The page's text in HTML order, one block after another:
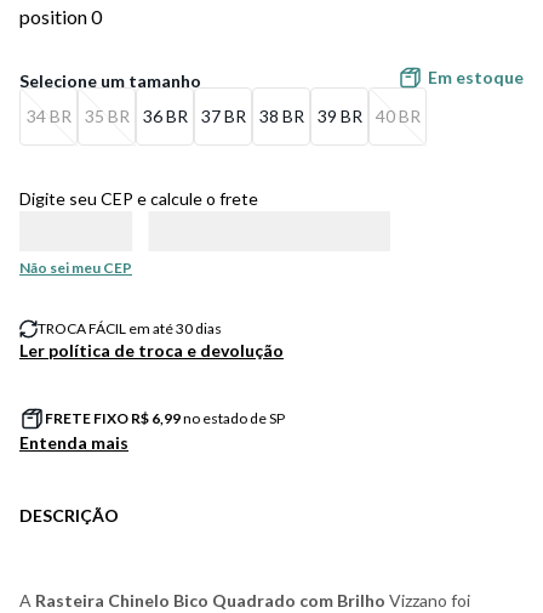
position 0
34 BR 35 BR 36 BR 37 BR 38 BR 39 BR 40 BR
Em estoque
Digite seu CEP e calcule o frete
Não sei meu CEP
TROCA FÁCIL em até 30 dias
Ler política de troca e devolução
FRETE FIXO R$ 6,99no estado de SP
Entenda mais
DESCRIÇÃO
A Rasteira Chinelo Bico Quadrado com Brilho Vizzano foi